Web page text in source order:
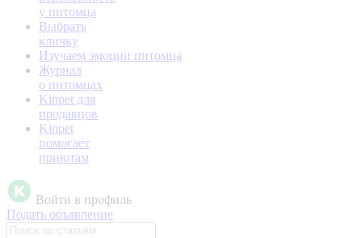
у питомца
Выбрать
кличку
Изучаем эмоции питомца
Журнал
о питомцах
Kinpet для
продавцов
Kinpet
помогает
приютам
Войти в профиль
Подать объявление